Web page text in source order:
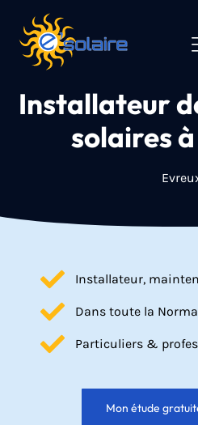
Installateur
solaires
Installateur,
Dans toute la
Particuliers &
Mon étude